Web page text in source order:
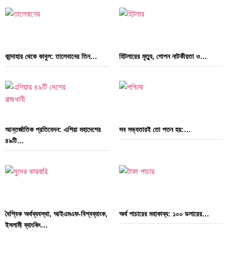
কান্দাহার থেকে কাবুল: তালেবানের তিন… হিটলারের মৃত্যু, গোপন নাটকীয়তা ও…
আন্তর্জাতিক প্রতিবেদন: এশিয়া মহাদেশের
৪৯টি…
সব সভ্যতারই তো পতন হয়:…
বৈশ্বিক অর্থব্যবস্থা, আইএমএফ-বিশ্বব্যাংক,
ইসলামী ব্যাংকিং…
অর্থ পাচারের মহাকাব্য: ১০০ ডলারের…